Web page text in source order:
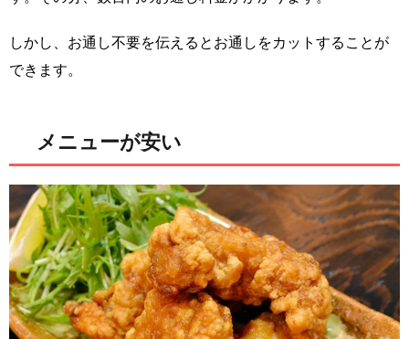
しかし、お通し不要を伝えるとお通しをカットすることが
できます。
メニューが安い